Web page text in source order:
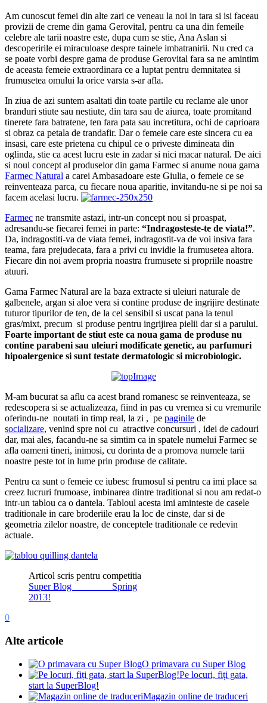
Am cunoscut femei din alte zari ce veneau la noi in tara si isi faceau
provizii de creme din gama Gerovital, pentru ca una din femeile
celebre ale tarii noastre este, dupa cum se stie, Ana Aslan si
descoperirile ei miraculoase despre tainele imbatranirii. Nu cred ca
se poate vorbi despre gama de produse Gerovital fara sa ne amintim
de aceasta femeie extraordinara ce a luptat pentru demnitatea si
frumusetea omului la orice varsta s-ar afla.
In ziua de azi suntem asaltati din toate partile cu reclame ale unor
branduri stiute sau nestiute, din tara sau de aiurea, toate promitand
tinerete fara batratene, ten fara pata sau incretitura, ochi de caprioara
si obraz ca petala de trandafir. Dar o femeie care este sincera cu ea
insasi, care este prietena cu chipul ce o priveste dimineata din
oglinda, stie ca acest lucru este in zadar si nici macar natural. De aici
si noul concept al produselor din gama Farmec si anume noua gama
Farmec Natural a carei Ambasadoare este Giulia, o femeie ce se
reinventeaza parca, cu fiecare noua aparitie, invitandu-ne si pe noi sa
facem acelasi lucru.
Farmec ne transmite astazi, intr-un concept nou si proaspat,
adresandu-se fiecarei femei in parte: “Indragosteste-te de viata!”.
Da, indragostiti-va de viata femei, indragostit-va de voi insiva fara
teama, fara prejudecata, fara a privi cu invidie la frumusetea altora.
Fiecare din noi avem propria noastra frumusete si propriile noastre
atuuri.
Gama Farmec Natural are la baza extracte si uleiuri naturale de
galbenele, argan si aloe vera si contine produse de ingrijire destinate
tuturor tipurilor de ten, de la cel sensibil si uscat pana la tenul
gras/mixt, precum si produse pentru ingrijirea pielii dar si a parului.
Foarte important de stiut este ca noua gama de produse nu
contine parabeni sau uleiuri modificate genetic, au parfumuri
hipoalergenice si sunt testate dermatologic si microbiologic.
M-am bucurat sa aflu ca acest brand romanesc se reinventeaza, se
redescopera si se actualizeaza, fiind in pas cu vremea si cu vremurile
oferindu-ne noutati in timp real, la zi , pe paginile de
socializare, venind spre noi cu atractive concursuri , idei de cadouri
dar, mai ales, facandu-ne sa simtim ca in spatele numelui Farmec se
afla oameni tineri, inimosi, cu dorinta de a promova numele tarii
noastre peste tot in lume prin produse de calitate.
Pentru ca sunt o femeie ce iubesc frumosul si pentru ca imi place sa
creez lucruri frumoase, imbinarea dintre traditional si nou am redat-o
intr-un tablou ca o dantela. Tabloul acesta imi aminteste de casele
traditionale in care broderiile erau la loc de cinste, dar si de
geometria zilelor noastre, de conceptele traditionale ce redevin
actuale.
Articol scris pentru competitia
Super Blog Spring
2013!
0
Alte articole
O primavara cu Super Blog
Pe locuri, fiți gata,
start la SuperBlog!
Magazin online de traduceri